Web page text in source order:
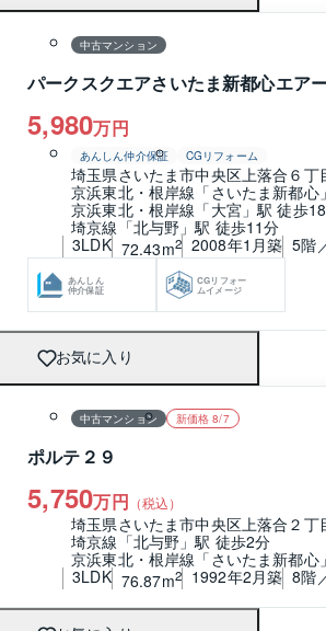
中古マンション
パークスクエアさいたま新都心エア
5,980万円
あんしん仲介保証 CGリフォーム
埼玉県さいたま市中央区上落合６丁
京浜東北・根岸線「さいたま新都心
京浜東北・根岸線「大宮」駅 徒歩
埼京線「北与野」駅 徒歩11分
3LDK 72.43m2 2008年1月築 5階
あんしん
仲介保証
CGリフォー
ムイメージ
お気に入り
中古マンション 新価格 8/7
ポルテ２９
5,750万円 （税込）
埼玉県さいたま市中央区上落合２丁
埼京線「北与野」駅 徒歩2分
京浜東北・根岸線「さいたま新都心
3LDK 76.87m2 1992年2月築 8階